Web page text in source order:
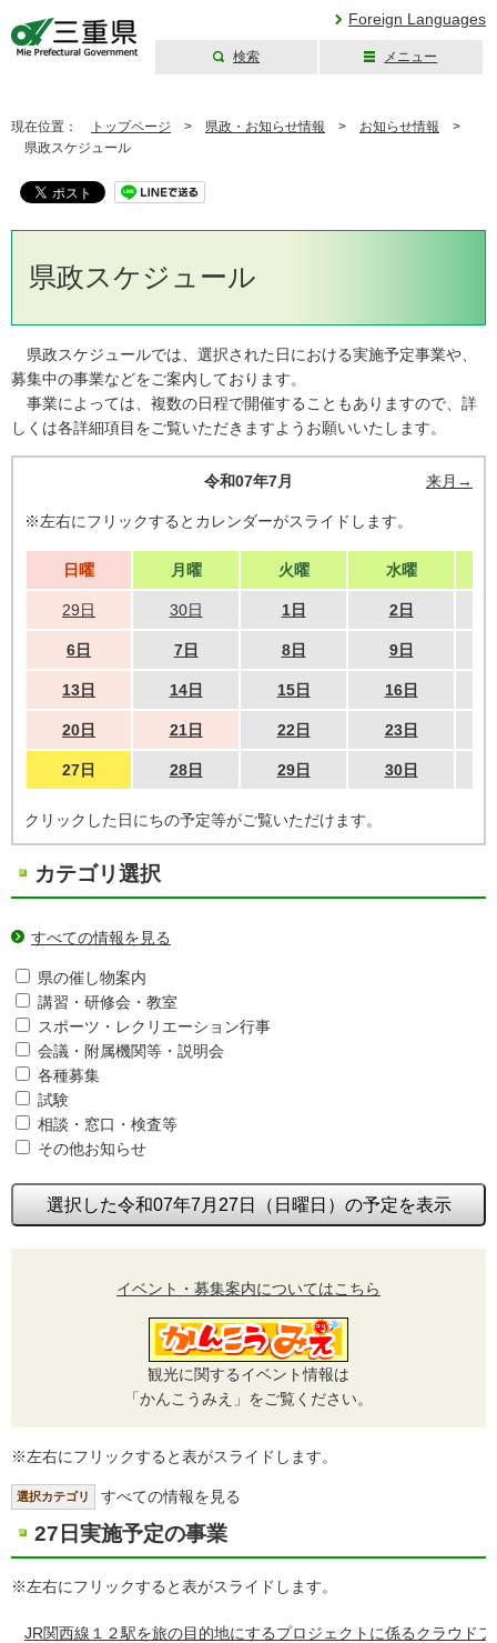
Foreign Languages
検索 メニュー
現在位置： トップページ > 県政・お知らせ情報 > お知らせ情報 >
県政スケジュール
県政スケジュール
県政スケジュールでは、選択された日における実施予定事業や、
募集中の事業などをご案内しております。
事業によっては、複数の日程で開催することもありますので、詳
しくは各詳細項目をご覧いただきますようお願いいたします。
令和07年7月 来月→
※左右にフリックするとカレンダーがスライドします。
日曜 月曜 火曜 水曜
29日 30日 1日 2日
6日 7日 8日 9日
13日 14日 15日 16日
20日 21日 22日 23日
27日 28日 29日 30日
クリックした日にちの予定等がご覧いただけます。
カテゴリ選択
すべての情報を見る
県の催し物案内
講習・研修会・教室
スポーツ・レクリエーション行事
会議・附属機関等・説明会
各種募集
試験
相談・窓口・検査等
その他お知らせ
選択した令和07年7月27日（日曜日）の予定を表示
イベント・募集案内についてはこちら
観光に関するイベント情報は
「かんこうみえ」をご覧ください。
※左右にフリックすると表がスライドします。
選択カテゴリ すべての情報を見る
27日実施予定の事業
※左右にフリックすると表がスライドします。
JR関西線１２駅を旅の目的地にするプロジェクトに係るクラウド